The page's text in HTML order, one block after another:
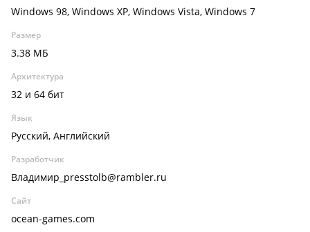
Windows 98, Windows XP, Windows Vista, Windows 7
Размер
3.38 МБ
Архитектура
32 и 64 бит
Язык
Русский, Английский
Разработчик
Владимир_presstolb@rambler.ru
Сайт
ocean-games.com